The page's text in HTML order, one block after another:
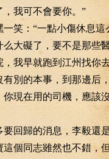
，我可不會要你。”
：“一點小傷休息這
么大礙了，要不是那些
我早就跑到江州找你去
有別的本事，到那邊后
你現在用的司機，應該
歸的消息，李毅還
這個同志雖然也不錯，